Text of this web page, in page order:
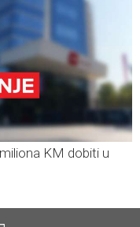
KM dobiti u